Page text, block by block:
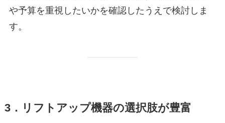
や予算を重視したいかを確認したうえで検討しま
す。
3．リフトアップ機器の選択肢が豊富